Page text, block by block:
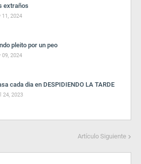
extraños
11, 2024
pleito por un peo
09, 2024
cada dia en DESPIDIENDO LA TARDE
24, 2023
Artículo Siguiente